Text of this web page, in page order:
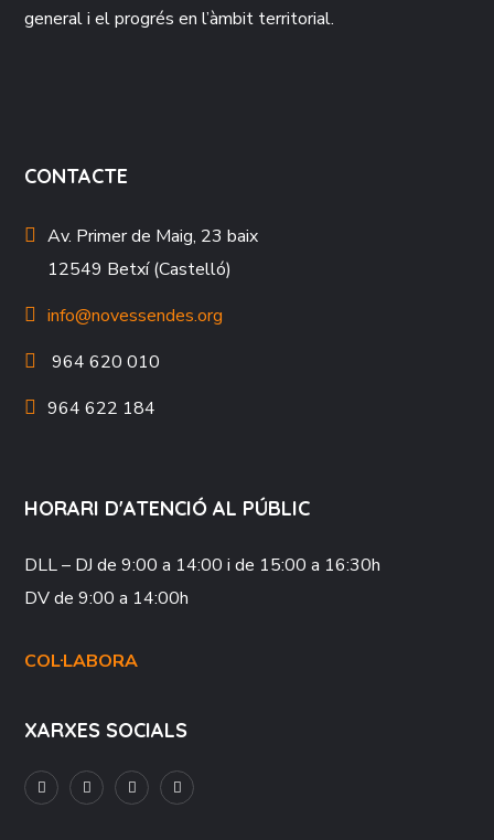
general i el progrés en l’àmbit territorial.
CONTACTE
Av. Primer de Maig, 23 baix
12549 Betxí (Castelló)
info@novessendes.org
964 620 010
964 622 184
HORARI D'ATENCIÓ AL PÚBLIC
DLL – DJde 9:00 a 14:00 i de 15:00 a 16:30h
DVde 9:00 a 14:00h
COL·LABORA
XARXES SOCIALS